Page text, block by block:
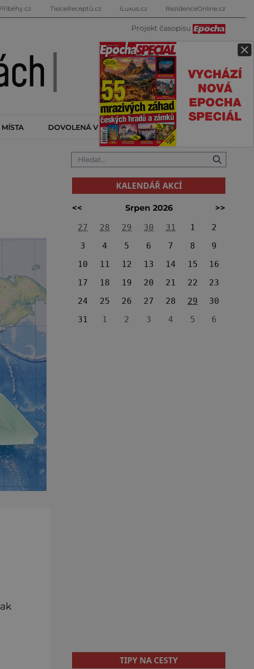
×
TisíceReceptů.cz iLuxus.cz RezidenceOnline.cz
Projekt časopisu
DOVOLENÁ V ZAHRANIČÍ KALENDÁŘ AKCÍ
KALENDÁŘ AKCÍ
<< Srpen 2026
>>
27
28 29 30 31 1
2
3
4 5 6 7 8
9
10
11 12 13 14 15
16
17
18 19 20 21 22
23
24
25 26 27 28 29
30
31
1 2 3 4 5 6
TIPY NA CESTY